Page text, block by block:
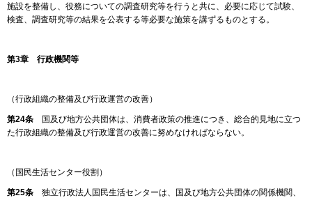
施設を整備し、役務についての調査研究等を行うと共に、必要に応じて試験、
検査、調査研究等の結果を公表する等必要な施策を講ずるものとする。
第3章 行政機関等
（行政組織の整備及び行政運営の改善）
第24条 国及び地方公共団体は、消費者政策の推進につき、総合的見地に立つ
た行政組織の整備及び行政運営の改善に努めなければならない。
（国民生活センター役割）
第25条 独立行政法人国民生活センターは、国及び地方公共団体の関係機関、